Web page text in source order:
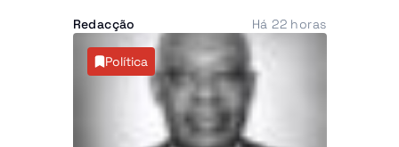
zona da Quinjamba, município do
Dande. A falta de desassoreamento e
a acumulação de resíduos são
apontadas como as principais causas
do incidente.
Redacção Há 22 horas
Política